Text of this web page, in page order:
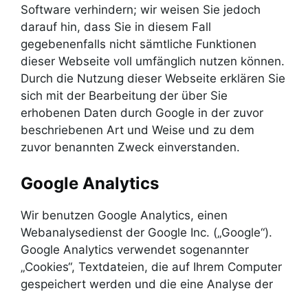
Software verhindern; wir weisen Sie jedoch
darauf hin, dass Sie in diesem Fall
gegebenenfalls nicht sämtliche Funktionen
dieser Webseite voll umfänglich nutzen können.
Durch die Nutzung dieser Webseite erklären Sie
sich mit der Bearbeitung der über Sie
erhobenen Daten durch Google in der zuvor
beschriebenen Art und Weise und zu dem
zuvor benannten Zweck einverstanden.
Google Analytics
Wir benutzen Google Analytics, einen
Webanalysedienst der Google Inc. („Google“).
Google Analytics verwendet sogenannter
„Cookies“, Textdateien, die auf Ihrem Computer
gespeichert werden und die eine Analyse der